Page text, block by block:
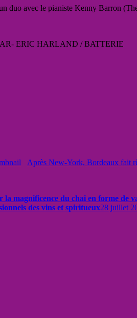
duo avec le pianiste Kenny Barron
ERIC HARLAND / BATTERIE
Après New-York, Bordeaux fait
magnificence du chai en forme de
des vins et spiritueux28 juillet